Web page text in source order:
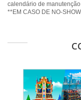
calendário de manutenção
**EM CASO DE NO-